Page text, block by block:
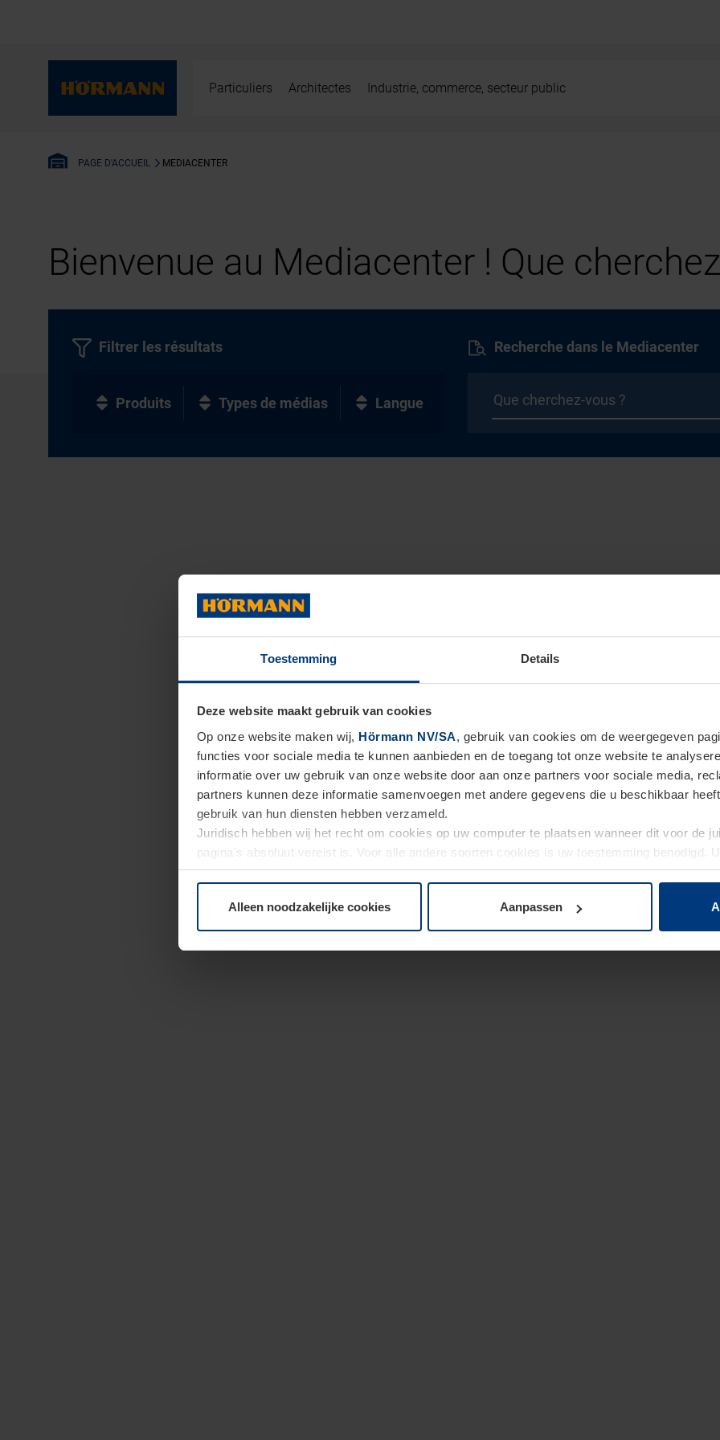
Toestemming Details
Deze website maakt gebruik van cookies
Op onze website maken wij, Hörmann NV/SA, gebruik van cookies om de weergegeven
functies voor sociale media te kunnen aanbieden en de toegang tot onze website te
informatie over uw gebruik van onze website door aan onze partners voor sociale media,
partners kunnen deze informatie samenvoegen met andere gegevens die u beschikbaar
gebruik van hun diensten hebben verzameld.
Juridisch hebben wij het recht om cookies op uw computer te plaatsen wanneer dit voor de
pagina's absoluut vereist is. Voor alle andere soorten cookies is uw toestemming benodigd.
moment bij de uitleg van de cookies op paginaPrivacyverklaringop onze website wijzigen
Alleen noodzakelijke cookies Aanpassen
Particuliers Architectes Industrie, commerce, secteur public
PAGE D'ACCUEIL MEDIACENTER
Bienvenue au Mediacenter ! Que
Recherche dans le Mediacenter
Filtrer les résultats
Produits Types de médias Langue